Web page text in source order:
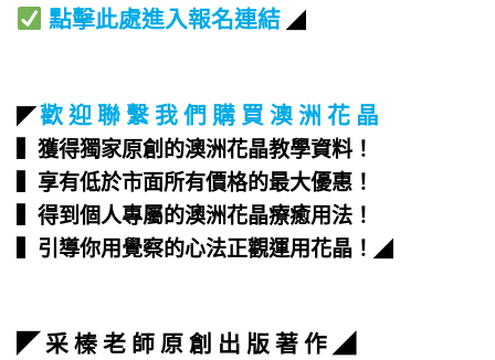
點擊此處進入報名連結 ◢
◤歡 迎 聯 繫 我 們 購 買 澳 洲 花 晶
▍獲得獨家原創的澳洲花晶教學資料！
▍享有低於市面所有價格的最大優惠！
▍得到個人專屬的澳洲花晶療癒用法！
▍引導你用覺察的心法正觀運用花晶！ ◢
◤ 采 榛 老 師 原 創 出 版 著 作 ◢